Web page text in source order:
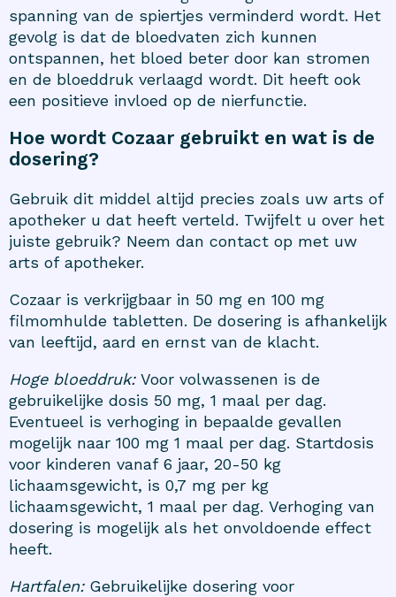
spanning van de spiertjes verminderd wordt. Het
gevolg is dat de bloedvaten zich kunnen
ontspannen, het bloed beter door kan stromen
en de bloeddruk verlaagd wordt. Dit heeft ook
een positieve invloed op de nierfunctie.
Hoe wordt Cozaar gebruikt en wat is de
dosering?
Gebruik dit middel altijd precies zoals uw arts of
apotheker u dat heeft verteld. Twijfelt u over het
juiste gebruik? Neem dan contact op met uw
arts of apotheker.
Cozaar is verkrijgbaar in 50 mg en 100 mg
filmomhulde tabletten. De dosering is afhankelijk
van leeftijd, aard en ernst van de klacht.
Hoge bloeddruk:Voor volwassenen is de
gebruikelijke dosis 50 mg, 1 maal per dag.
Eventueel is verhoging in bepaalde gevallen
mogelijk naar 100 mg 1 maal per dag. Startdosis
voor kinderen vanaf 6 jaar, 20-50 kg
lichaamsgewicht, is 0,7 mg per kg
lichaamsgewicht, 1 maal per dag. Verhoging van
dosering is mogelijk als het onvoldoende effect
heeft.
Hartfalen:Gebruikelijke dosering voor